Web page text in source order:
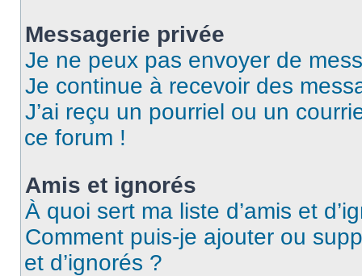
Messagerie privée
Je ne peux pas envoyer de
Je continue à recevoir des
J’ai reçu un pourriel ou un
ce forum !
Amis et ignorés
À quoi sert ma liste d’amis et
Comment puis-je ajouter ou
et d’ignorés ?